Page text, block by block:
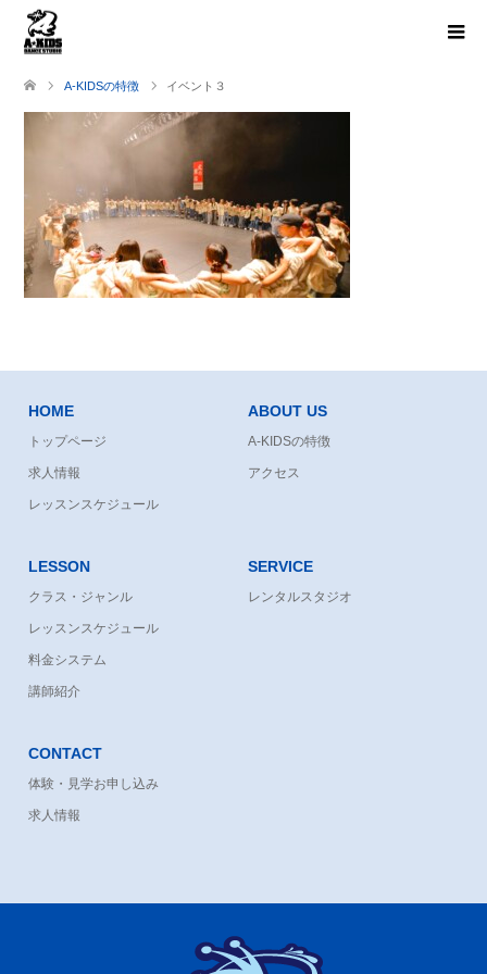
A-KIDSの特徴 イベント３
HOME
トップページ
求人情報
レッスンスケジュール
ABOUT US
A-KIDSの特徴
アクセス
LESSON
クラス・ジャンル
レッスンスケジュール
料金システム
講師紹介
SERVICE
レンタルスタジオ
CONTACT
体験・見学お申し込み
求人情報